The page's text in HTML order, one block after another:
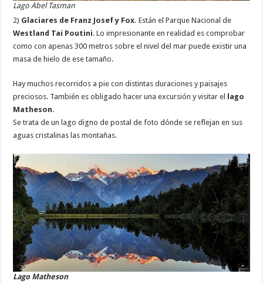
Lago Abel Tasman
2) Glaciares de Franz Josef y Fox. Están el Parque Nacional de
Westland Tai Poutini. Lo impresionante en realidad es comprobar
como con apenas 300 metros sobre el nivel del mar puede existir una
masa de hielo de ese tamaño.
Hay muchos recorridos a pie con distintas duraciones y paisajes
preciosos. También es obligado hacer una excursión y visitar el
lago
Matheson.
Se trata de un lago digno de postal de foto dónde se reflejan en sus
aguas cristalinas las montañas.
Lago Matheson